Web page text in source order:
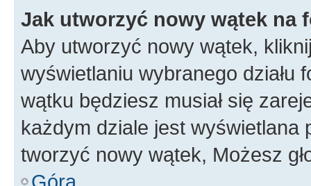
Jak utworzyć nowy wątek na
Aby utworzyć nowy wątek,
wyświetlaniu wybranego działu
wątku będziesz musiał się
każdym dziale jest wyświetlana
tworzyć nowy wątek, Możesz